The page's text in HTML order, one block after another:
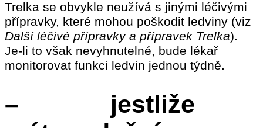
Trelka se obvykle neužívá s jinými léčivými
přípravky, které mohou poškodit ledviny (viz
Další léčivé přípravky a přípravek Trelka).
Je-li to však nevyhnutelné, bude lékař
monitorovat funkci ledvin jednou týdně.
– jestliže